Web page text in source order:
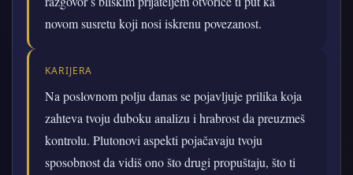
novom susretu koji nosi iskrenu povezanost.
KARIJERA
Na poslovnom polju danas se pojavljuje prilika koja
zahteva tvoju duboku analizu i hrabrost da preuzmeš
kontrolu. Plutonovi aspekti pojačavaju tvoju
sposobnost da vidiš ono što drugi propuštaju, što ti